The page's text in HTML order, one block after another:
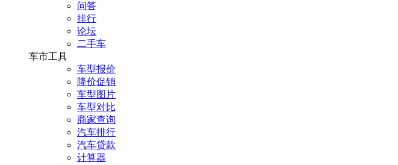
问答
排行
论坛
二手车
车市工具
车型报价
降价促销
车型图片
车型对比
商家查询
汽车排行
汽车贷款
计算器